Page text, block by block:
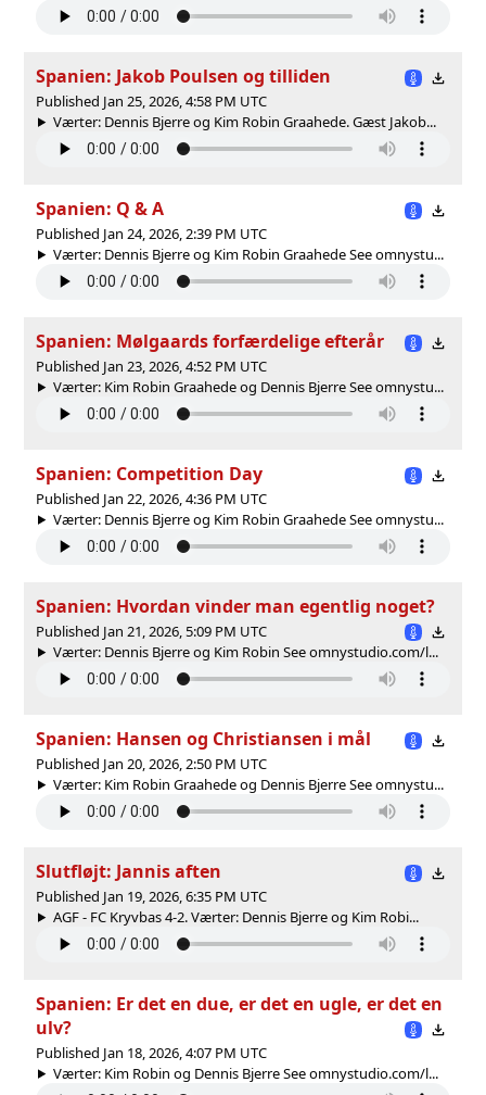
Spanien: Jakob Poulsen og tilliden
Published Jan 25, 2026, 4:58 PM UTC
Værter: Dennis Bjerre og Kim Robin Graahede. Gæst Jakob...
Spanien: Q & A
Published Jan 24, 2026, 2:39 PM UTC
Værter: Dennis Bjerre og Kim Robin Graahede See omnystu...
Spanien: Mølgaards forfærdelige efterår
Published Jan 23, 2026, 4:52 PM UTC
Værter: Kim Robin Graahede og Dennis Bjerre See omnystu...
Spanien: Competition Day
Published Jan 22, 2026, 4:36 PM UTC
Værter: Dennis Bjerre og Kim Robin Graahede See omnystu...
Spanien: Hvordan vinder man egentlig noget?
Published Jan 21, 2026, 5:09 PM UTC
Værter: Dennis Bjerre og Kim Robin See omnystudio.com/l...
Spanien: Hansen og Christiansen i mål
Published Jan 20, 2026, 2:50 PM UTC
Værter: Kim Robin Graahede og Dennis Bjerre See omnystu...
Slutfløjt: Jannis aften
Published Jan 19, 2026, 6:35 PM UTC
AGF - FC Kryvbas 4-2. Værter: Dennis Bjerre og Kim Robi...
Spanien: Er det en due, er det en ugle, er det en
ulv?
Published Jan 18, 2026, 4:07 PM UTC
Værter: Kim Robin og Dennis Bjerre See omnystudio.com/l...